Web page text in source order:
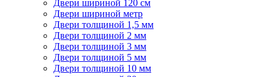
Двери шириной 120 см
Двери шириной метр
Двери толщиной 1,5 мм
Двери толщиной 2 мм
Двери толщиной 3 мм
Двери толщиной 5 мм
Двери толщиной 10 мм